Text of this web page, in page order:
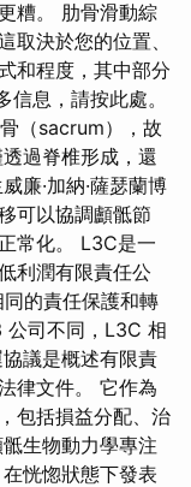
糟。 肋骨滑動綜
取決於您的位置、
和程度，其中部分
息，請按此處。
（sacrum），故
過脊椎形成，還
廉·加納·薩瑟蘭博
可以協調顱骶節
常化。 L3C是一
利潤有限責任公
的責任保護和轉
司不同，L3C 相
議是概述有限責
律文件。 它作為
包括損益分配、治
生物動力學專注
恍惚狀態下發表